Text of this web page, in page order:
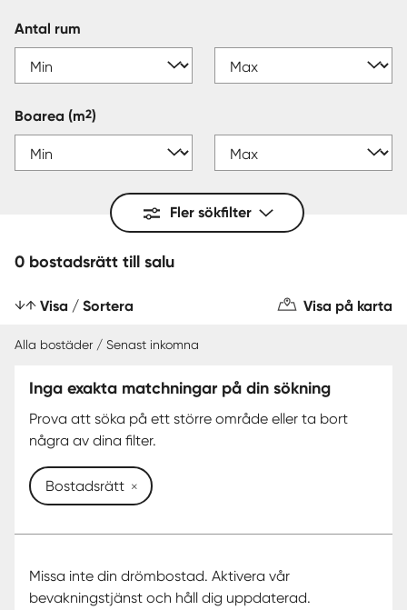
Antal rum
Boarea (m2)
Fler sökfilter
0 bostadsrätt till salu
Visa / Sortera Visa på karta
Alla bostäder / Senast inkomna
Inga exakta matchningar på din sökning
Prova att söka på ett större område eller ta bort
några av dina filter.
Bostadsrätt
Missa inte din drömbostad. Aktivera vår
bevakningstjänst och håll dig uppdaterad.